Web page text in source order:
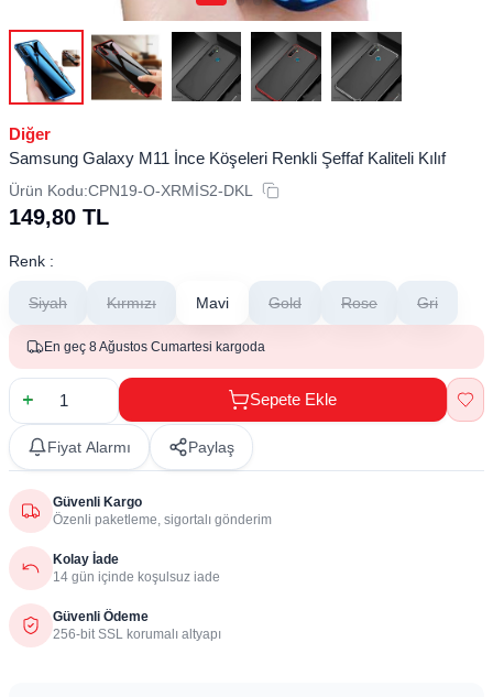
Diğer
Samsung Galaxy M11 İnce Köşeleri Renkli Şeffaf Kaliteli Kılıf
Ürün Kodu:CPN19-O-XRMİS2-DKL
149,80 TL
Renk :
Siyah Kırmızı Mavi Gold Rose Gri
En geç 8 Ağustos Cumartesi kargoda
Sepete Ekle
Fiyat Alarmı Paylaş
Güvenli Kargo
Özenli paketleme, sigortalı gönderim
Kolay İade
14 gün içinde koşulsuz iade
Güvenli Ödeme
256-bit SSL korumalı altyapı